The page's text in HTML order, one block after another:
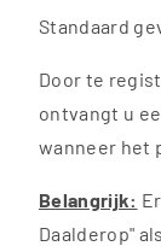
Standaard
Door te
ontvangt u
wanneer het
Belangrijk:
Daalderop"